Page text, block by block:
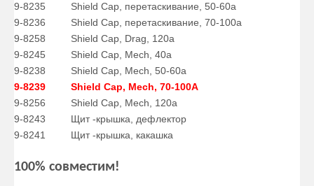
9-8235 Shield Cap, перетаскивание, 50-60a
9-8236 Shield Cap, перетаскивание, 70-100а
9-8258 Shield Cap, Drag, 120a
9-8245 Shield Cap, Mech, 40a
9-8238 Shield Cap, Mech, 50-60a
9-8239 Shield Cap, Mech, 70-100A
9-8256 Shield Cap, Mech, 120a
9-8243 Щит -крышка, дефлектор
9-8241 Щит -крышка, какашка
100% совместим!